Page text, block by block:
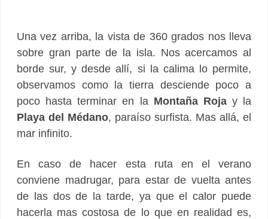
Una vez arriba, la vista de 360 grados nos lleva
sobre gran parte de la isla. Nos acercamos al
borde sur, y desde allí, si la calima lo permite,
observamos como la tierra desciende poco a
poco hasta terminar en la Montaña Rojay la
Playa del Médano, paraíso surfista. Mas allá, el
mar infinito.
En caso de hacer esta ruta en el verano
conviene madrugar, para estar de vuelta antes
de las dos de la tarde, ya que el calor puede
hacerla mas costosa de lo que en realidad es,